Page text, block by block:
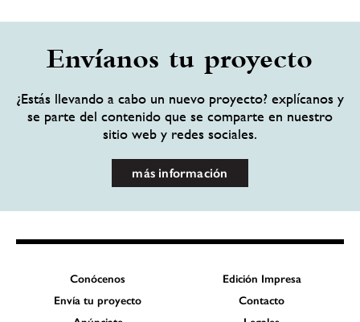
Envíanos tu proyecto
¿Estás llevando a cabo un nuevo proyecto? explícanos y
se parte del contenido que se comparte en nuestro
sitio web y redes sociales.
más información
Conócenos
Edición Impresa
Envía tu proyecto
Contacto